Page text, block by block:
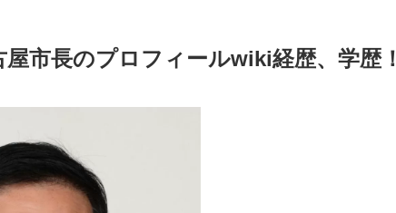
屋市長のプロフィールwiki経歴、学歴！